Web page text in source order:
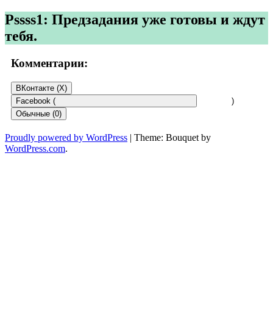
Pssss1: Предзадания уже готовы и ждут
тебя.
Комментарии:
ВКонтакте (X)
Facebook (
)
Обычные (0)
Proudly powered by WordPress | Theme: Bouquet by
WordPress.com.